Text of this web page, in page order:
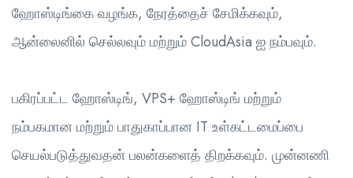
ஹோஸ்டிங்கை வழங்க, நேரத்தைச் சேமிக்கவும்,
ஆன்லைனில் செல்லவும் மற்றும் CloudAsia ஐ நம்பவும்.
பகிரப்பட்ட ஹோஸ்டிங், VPS+ ஹோஸ்டிங் மற்றும்
நம்பகமான மற்றும் பாதுகாப்பான IT உள்கட்டமைப்பை
செயல்படுத்துவதன் பலன்களைத் திறக்கவும். முன்னணி